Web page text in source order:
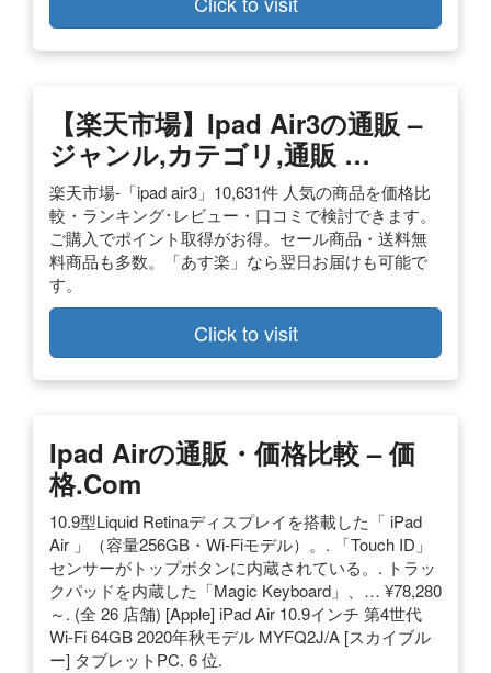
【楽天市場】ipad Air3の通販 –
ジャンル,カテゴリ,通販 …
楽天市場-「ipad air3」10,631件 人気の商品を価格比
較・ランキング･レビュー・口コミで検討できます。
ご購入でポイント取得がお得。セール商品・送料無
料商品も多数。「あす楽」なら翌日お届けも可能で
す。
Click to visit
Ipad Airの通販・価格比較 – 価
格.com
10.9型Liquid Retinaディスプレイを搭載した「 iPad
Air 」（容量256GB・Wi-Fiモデル）。. 「Touch ID」
センサーがトップボタンに内蔵されている。. トラッ
クパッドを内蔵した「Magic Keyboard」、… ¥78,280
～. (全 26 店舗) [Apple] iPad Air 10.9インチ 第4世代
Wi-Fi 64GB 2020年秋モデル MYFQ2J/A [スカイブル
ー] タブレットPC. 6 位.